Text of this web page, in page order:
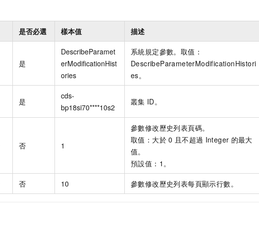
是否必選 樣本值 描述
是
DescribeParamet
erModificationHist
ories
系統規定參數。取值：
DescribeParameterModificationHistori
es。
是
cds-
bp18si70****10s2
叢集 ID。
否 1
參數修改歷史列表頁碼。
取值：大於 0 且不超過 Integer 的最大
值。
預設值：1。
否 10 參數修改歷史列表每頁顯示行數。